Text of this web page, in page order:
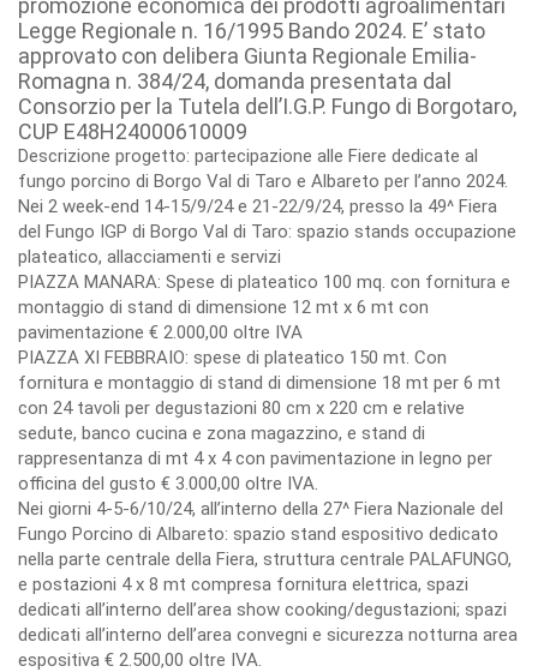
promozione economica dei prodotti agroalimentari
Legge Regionale n. 16/1995 Bando 2024. E’ stato
approvato con delibera Giunta Regionale Emilia-
Romagna n. 384/24, domanda presentata dal
Consorzio per la Tutela dell’I.G.P. Fungo di Borgotaro,
CUP E48H24000610009
Descrizione progetto: partecipazione alle Fiere dedicate al
fungo porcino di Borgo Val di Taro e Albareto per l’anno 2024.
Nei 2 week-end 14-15/9/24 e 21-22/9/24, presso la 49^ Fiera
del Fungo IGP di Borgo Val di Taro: spazio stands occupazione
plateatico, allacciamenti e servizi
PIAZZA MANARA: Spese di plateatico 100 mq. con fornitura e
montaggio di stand di dimensione 12 mt x 6 mt con
pavimentazione € 2.000,00 oltre IVA
PIAZZA XI FEBBRAIO: spese di plateatico 150 mt. Con
fornitura e montaggio di stand di dimensione 18 mt per 6 mt
con 24 tavoli per degustazioni 80 cm x 220 cm e relative
sedute, banco cucina e zona magazzino, e stand di
rappresentanza di mt 4 x 4 con pavimentazione in legno per
officina del gusto € 3.000,00 oltre IVA.
Nei giorni 4-5-6/10/24, all’interno della 27^ Fiera Nazionale del
Fungo Porcino di Albareto: spazio stand espositivo dedicato
nella parte centrale della Fiera, struttura centrale PALAFUNGO,
e postazioni 4 x 8 mt compresa fornitura elettrica, spazi
dedicati all’interno dell’area show cooking/degustazioni; spazi
dedicati all’interno dell’area convegni e sicurezza notturna area
espositiva € 2.500,00 oltre IVA.